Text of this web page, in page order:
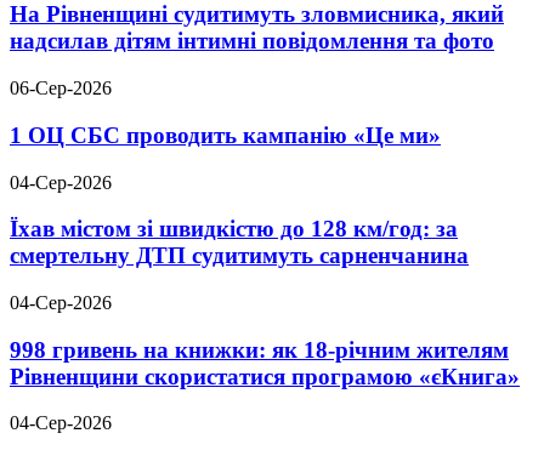
На Рівненщині судитимуть зловмисника, який
надсилав дітям інтимні повідомлення та фото
06-Сер-2026
1 ОЦ СБС проводить кампанію «Це ми»
04-Сер-2026
Їхав містом зі швидкістю до 128 км/год: за
смертельну ДТП судитимуть сарненчанина
04-Сер-2026
998 гривень на книжки: як 18-річним жителям
Рівненщини скористатися програмою «єКнига»
04-Сер-2026